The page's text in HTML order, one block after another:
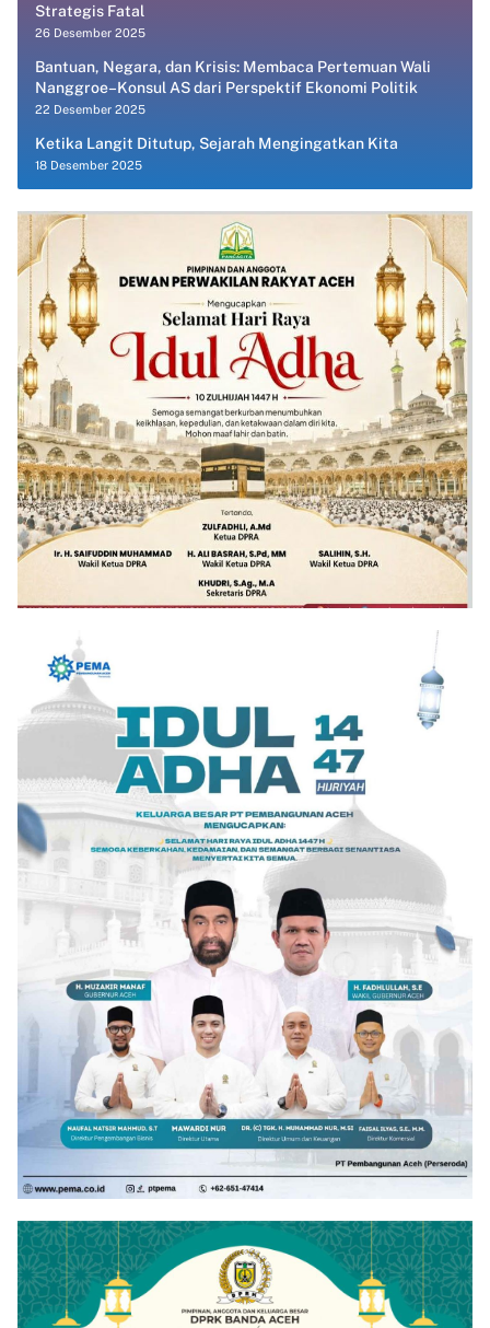
Strategis Fatal
26 Desember 2025
Bantuan, Negara, dan Krisis: Membaca Pertemuan Wali
Nanggroe–Konsul AS dari Perspektif Ekonomi Politik
22 Desember 2025
Ketika Langit Ditutup, Sejarah Mengingatkan Kita
18 Desember 2025